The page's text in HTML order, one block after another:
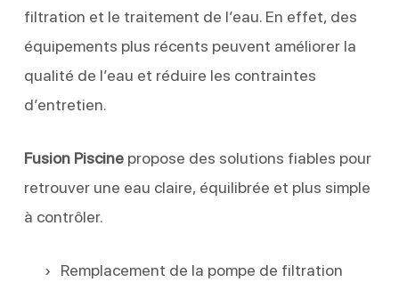
filtration et le traitement de l’eau. En effet, des
équipements plus récents peuvent améliorer la
qualité de l’eau et réduire les contraintes
d’entretien.
Fusion Piscinepropose des solutions fiables pour
retrouver une eau claire, équilibrée et plus simple
à contrôler.
Remplacement de la pompe de filtration